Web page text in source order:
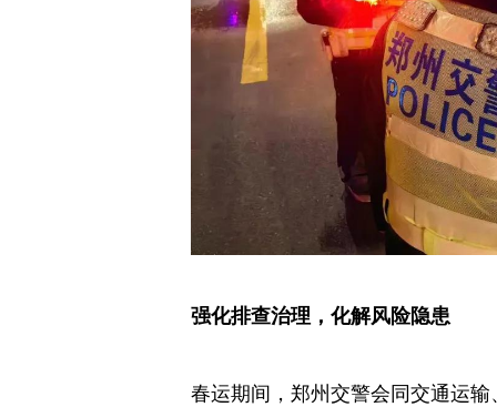
强化排查治理，化解风险隐患
春运期间，郑州交警会同交通运